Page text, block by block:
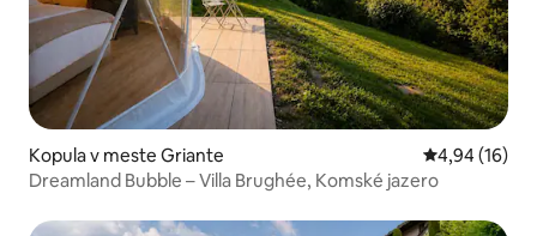
Kopula v meste Griante Priemerné
4,94 (16)
Dreamland Bubble – Villa Brughée, Komské jazero